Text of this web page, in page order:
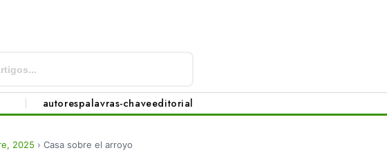
autorespalavras-chaveeditorial
2025 › Casa sobre el arroyo